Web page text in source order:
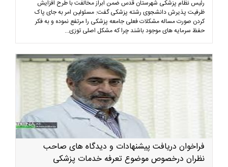
رئیس نظام پزشکی شهرستان قدس ضمن ابراز مخالفت با طرح افزایش
ظرفیت پذیرش دانشجوی رشته پزشکی گفت: مسئولین امر به جای پاک
کردن صورت مساله مشکلات فعلی جامعه پزشکی را مرتفع نموده و به فکر
حفظ سرمایه های موجود باشند چرا که مشکل اصلی توزی...
فراخوان دریافت پیشنهادات و دیدگاه های صاحب
نظران درخصوص موضوع تعرفه خدمات پزشکی